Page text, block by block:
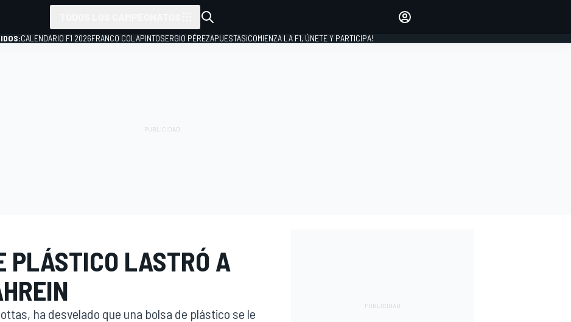
INICIAR SESIÓN
CALENDARIO F1 2026FRANCO COLAPINTOSERGIO PÉREZAPUESTAS¡COMIENZA LA F1, ÚNETE Y PARTICIPA!
PLÁSTICO LASTRÓ A
ha desvelado que una bolsa de plástico se le